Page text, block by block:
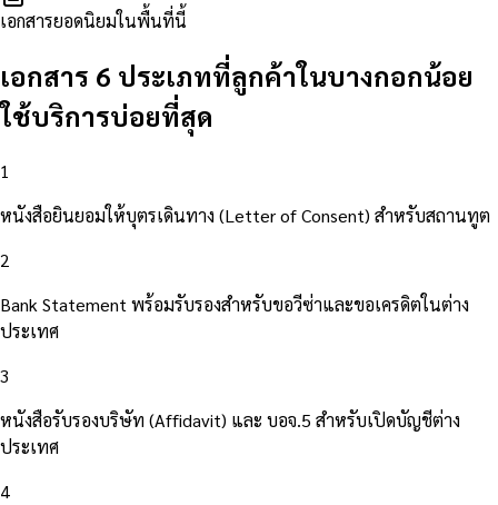
เอกสารยอดนิยมในพื้นที่นี้
เอกสาร 6 ประเภทที่ลูกค้าในบางกอกน้อย
ใช้บริการบ่อยที่สุด
1
หนังสือยินยอมให้บุตรเดินทาง (Letter of Consent) สำหรับสถานทูต
2
Bank Statement พร้อมรับรองสำหรับขอวีซ่าและขอเครดิตในต่าง
ประเทศ
3
หนังสือรับรองบริษัท (Affidavit) และ บอจ.5 สำหรับเปิดบัญชีต่าง
ประเทศ
4